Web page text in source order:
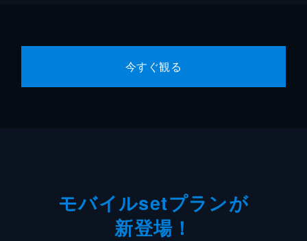
今すぐ観る
モバイルsetプランが
新登場！